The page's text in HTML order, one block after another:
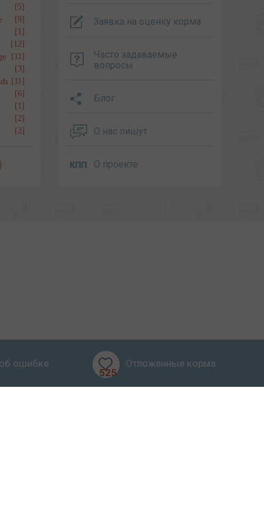
[5]
[8]
[1]
[12]
[11]
[3]
[11]
[6]
[1]
[2]
[2]
Заявка на оценку корма
Часто задаваемые
вопросы
Блог
О нас пишут
О проекте
ошибке
525
Отложенные корма